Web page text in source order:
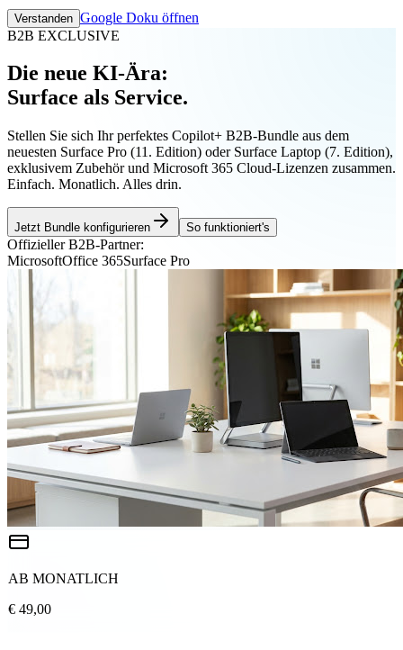
Verstanden Google Doku öffnen
B2B EXCLUSIVE
Die neue KI-Ära:
Surface als Service.
Stellen Sie sich Ihr perfektes Copilot+ B2B-Bundle aus dem
neuesten Surface Pro (11. Edition) oder Surface Laptop (7. Edition),
exklusivem Zubehör und Microsoft 365 Cloud-Lizenzen zusammen.
Einfach. Monatlich. Alles drin.
Jetzt Bundle konfigurieren So funktioniert's
Offizieller B2B-Partner:
MicrosoftOffice 365Surface Pro
AB MONATLICH
€ 49,00